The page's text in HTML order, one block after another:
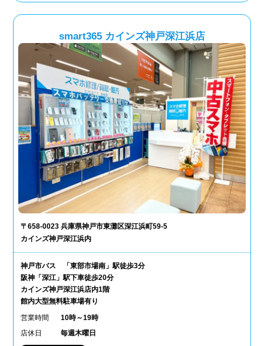
smart365 カインズ神戸深江浜店
〒658-0023 兵庫県神戸市東灘区深江浜町59-5
カインズ神戸深江浜内
神戸市バス 「東部市場南」駅徒歩3分
阪神「深江」駅下車徒歩20分
カインズ神戸深江浜店内1階
館内大型無料駐車場有り
営業時間
10時～19時
店休日
毎週木曜日